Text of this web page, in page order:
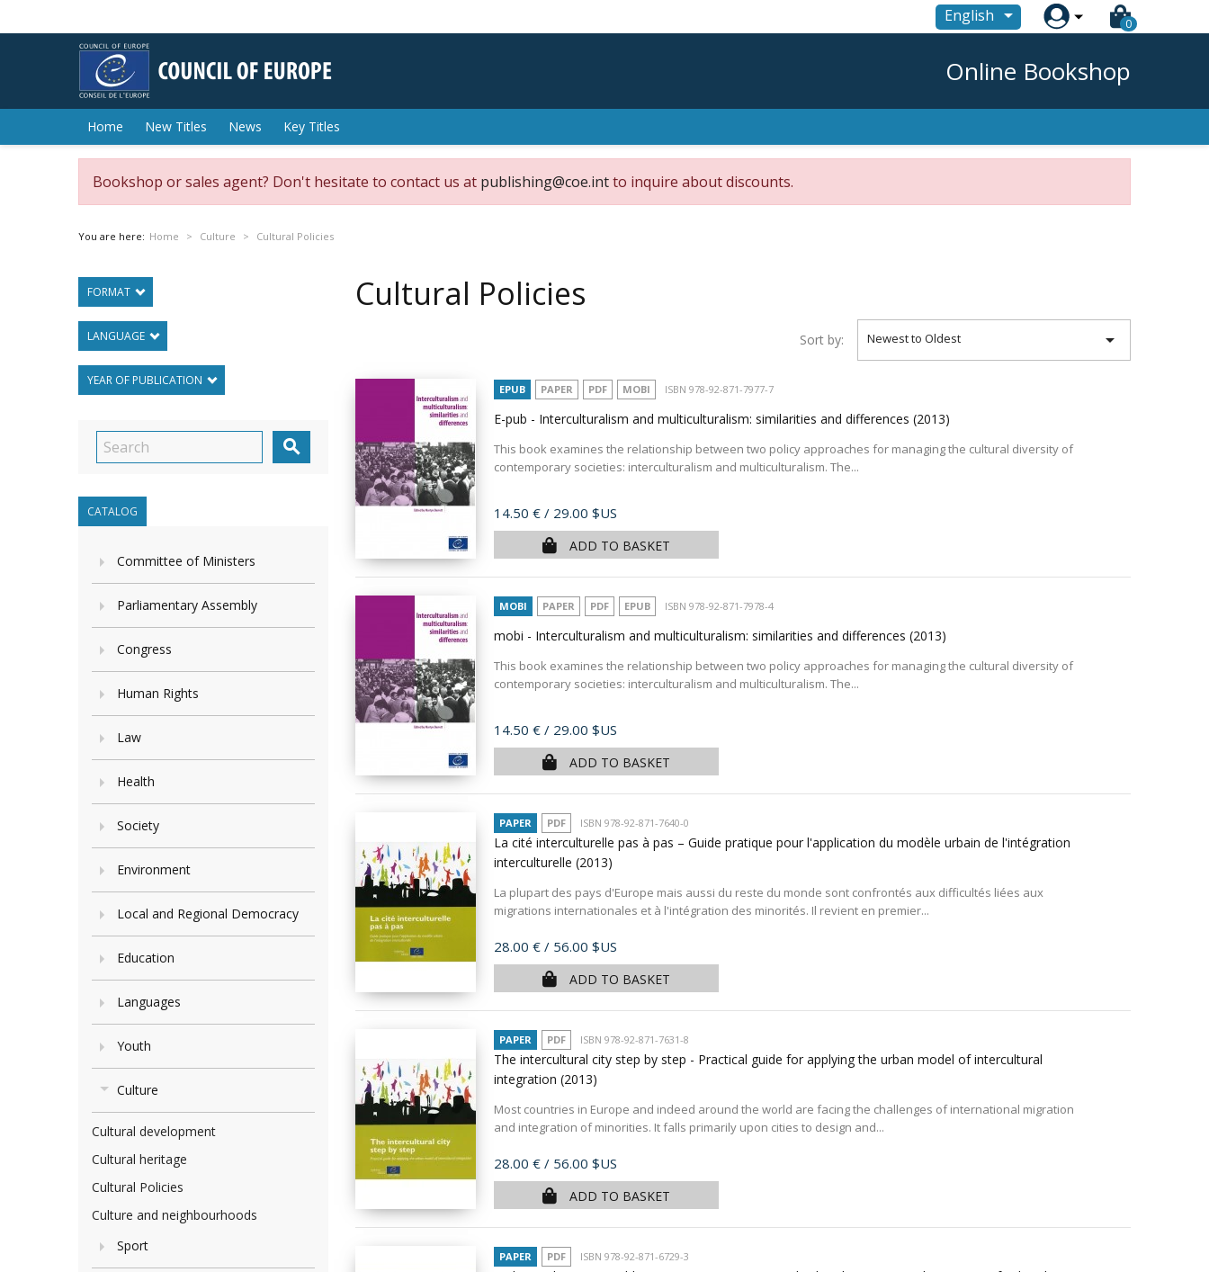
English  0
Online Bookshop
Home New Titles News Key Titles
Bookshop or sales agent? Don't hesitate to contact us at publishing@coe.intto inquire about discounts.
You are here: Home Culture Cultural Policies
FORMAT
LANGUAGE
YEAR OF PUBLICATION

CATALOG
Committee of Ministers
Parliamentary Assembly
Congress
Human Rights
Law
Health
Society
Environment
Local and Regional Democracy
Education
Languages
Youth
Culture
Cultural development
Cultural heritage
Cultural Policies
Culture and neighbourhoods
Sport
Cultural Policies
Sort by: Newest to Oldest 
EPUB PAPER PDF MOBI ISBN 978-92-871-7977-7
E-pub - Interculturalism and multiculturalism: similarities and differences (2013)
This book examines the relationship between two policy approaches for managing the cultural diversity of
contemporary societies: interculturalism and multiculturalism. The...
Price
14.50 € / 29.00 $US
ADD TO BASKET
MOBI PAPER PDF EPUB ISBN 978-92-871-7978-4
mobi - Interculturalism and multiculturalism: similarities and differences (2013)
This book examines the relationship between two policy approaches for managing the cultural diversity of
contemporary societies: interculturalism and multiculturalism. The...
Price
14.50 € / 29.00 $US
ADD TO BASKET
PAPER PDF ISBN 978-92-871-7640-0
La cité interculturelle pas à pas – Guide pratique pour l'application du modèle urbain de l'intégration
interculturelle (2013)
La plupart des pays d'Europe mais aussi du reste du monde sont confrontés aux difficultés liées aux
migrations internationales et à l'intégration des minorités. Il revient en premier...
Price
28.00 € / 56.00 $US
ADD TO BASKET
PAPER PDF ISBN 978-92-871-7631-8
The intercultural city step by step - Practical guide for applying the urban model of intercultural
integration (2013)
Most countries in Europe and indeed around the world are facing the challenges of international migration
and integration of minorities. It falls primarily upon cities to design and...
Price
28.00 € / 56.00 $US
ADD TO BASKET
PAPER PDF ISBN 978-92-871-6729-3